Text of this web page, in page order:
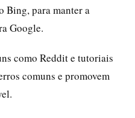
Bing, para manter a
Google.
como Reddit e tutoriais
comuns e promovem